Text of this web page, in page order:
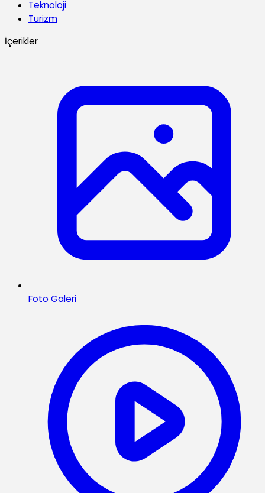
Teknoloji
Turizm
İçerikler
Foto Galeri